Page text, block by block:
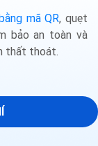
mã QR, quẹt
bảo an toàn và
thất thoát.